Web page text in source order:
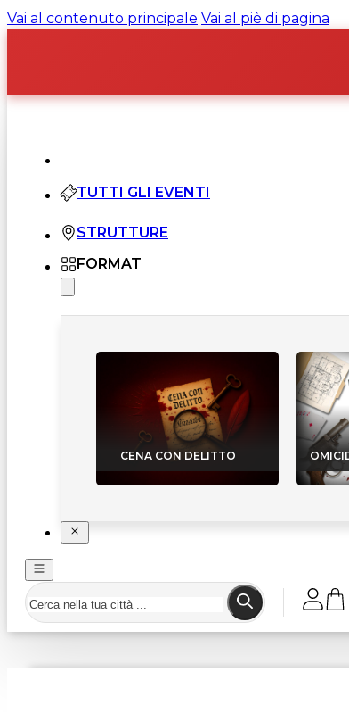
Vai al contenuto principale Vai al piè di pagina
TUTTI GLI EVENTI
STRUTTURE
FORMAT
CENA CON DELITTO